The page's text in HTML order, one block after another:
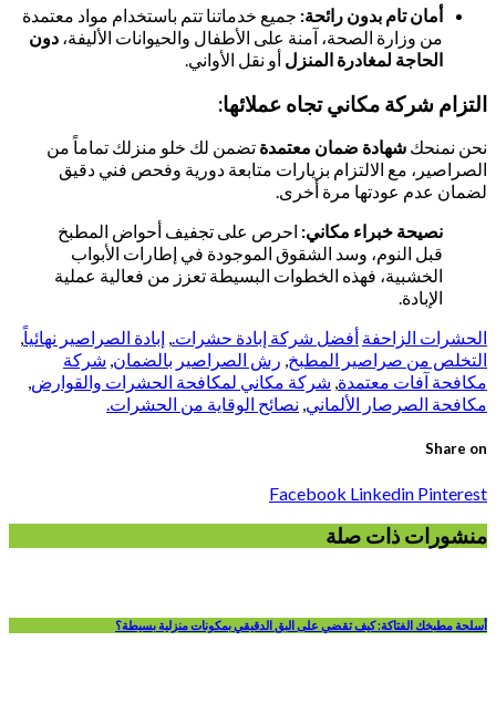
أمان تام بدون رائحة: جميع خدماتنا تتم باستخدام مواد معتمدة
من وزارة الصحة، آمنة على الأطفال والحيوانات الأليفة، دون
الحاجة لمغادرة المنزل أو نقل الأواني.
التزام شركة مكاني تجاه عملائها:
نحن نمنحك شهادة ضمان معتمدة تضمن لك خلو منزلك تماماً من
الصراصير، مع الالتزام بزيارات متابعة دورية وفحص فني دقيق
لضمان عدم عودتها مرة أخرى.
نصيحة خبراء مكاني: احرص على تجفيف أحواض المطبخ
قبل النوم، وسد الشقوق الموجودة في إطارات الأبواب
الخشبية، فهذه الخطوات البسيطة تعزز من فعالية عملية
الإبادة.
الحشرات الزاحفة أفضل شركة إبادة حشرات., إبادة الصراصير نهائياً,
التخلص من صراصير المطبخ, رش الصراصير بالضمان, شركة
مكافحة آفات معتمدة, شركة مكاني لمكافحة الحشرات والقوارض,
مكافحة الصرصار الألماني, نصائح الوقاية من الحشرات.
Share on
Facebook Linkedin Pinterest
منشورات ذات صلة
أسلحة مطبخك الفتاكة: كيف تقضي على البق الدقيقي بمكونات منزلية بسيطة؟